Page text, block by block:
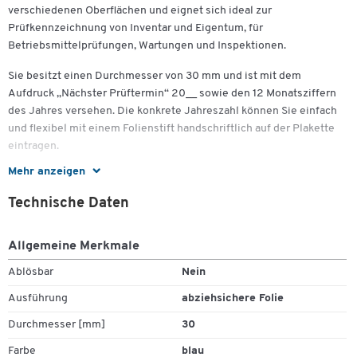
Mehr anzeigen
verschiedenen Oberflächen und eignet sich ideal zur
Prüfkennzeichnung von Inventar und Eigentum, für
Betriebsmittelprüfungen, Wartungen und Inspektionen.
Sie besitzt einen Durchmesser von 30 mm und ist mit dem
Aufdruck „Nächster Prüftermin“ 20__ sowie den 12 Monatsziffern
des Jahres versehen. Die konkrete Jahreszahl können Sie einfach
und flexibel mit einem Folienstift handschriftlich auf der Plakette
eintragen.
Gefertigt wurde diese runde Prüfplakette aus
hochstrapazierfähiger und kratzresistenter Vinylfolie. Dies macht
temperaturbeständig im Bereich von -20°C bis +80°C.
Sie erhalten die farblich in Blau gehaltene Avery Zweckform
Prüfplakette 7906 „Nächster Prüftermin“ 20__zum Selbereintragen
Technische Daten
Allgemeine Merkmale
Ablösbar Nein
Ausführung abziehsichere Folie
Durchmesser [mm] 30
Farbe blau